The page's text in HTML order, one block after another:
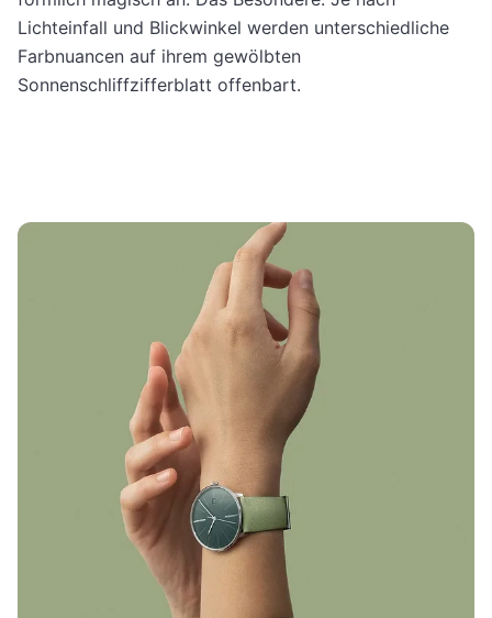
Lichteinfall und Blickwinkel werden unterschiedliche
Farbnuancen auf ihrem gewölbten
Sonnenschliffzifferblatt offenbart.